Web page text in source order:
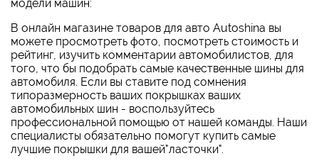
модели машин:
В онлайн магазине товаров для авто Autoshina вы
можете просмотреть фото, посмотреть стоимость и
рейтинг, изучить комментарии автомобилистов, для
того, что бы подобрать самые качественные шины для
автомобиля. Если вы ставите под сомнения
типоразмерность ваших покрышках ваших
автомобильных шин - воспользуйтесь
профессиональной помощью от нашей команды. Наши
специалисты обязательно помогут купить самые
лучшие покрышки для вашей"ласточки".